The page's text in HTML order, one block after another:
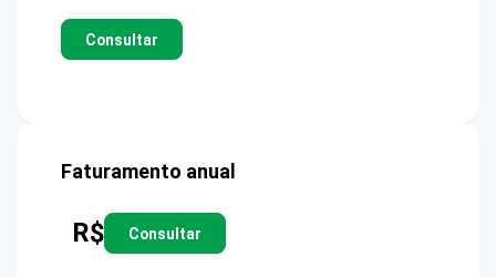
Consultar
Faturamento anual
R$ Consultar